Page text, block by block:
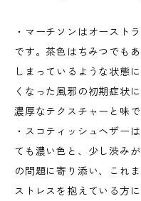
・マーチソンはオースト
です。茶色はちみつでも
しまっているような状態
くなった風邪の初期症状
濃厚なテクスチャーと味
・スコティッシュヘザー
ても濃い色と、少し渋み
の問題に寄り添い、これ
ストレスを抱えている方